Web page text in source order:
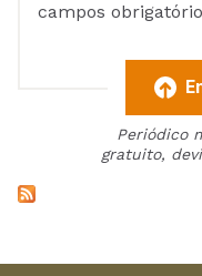
campos
Periódico
gratuito,